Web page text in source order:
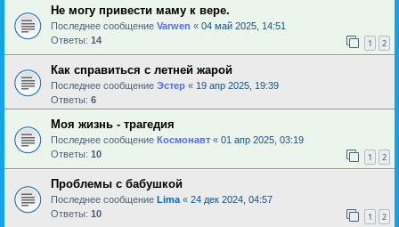
Не могу привести маму к вере.
Последнее сообщение Varwen « 04 май 2025, 14:51
Ответы: 14 1 2
Как справиться с летней жарой
Последнее сообщение Эстер « 19 апр 2025, 19:39
Ответы: 6
Моя жизнь - трагедия
Последнее сообщение Космонавт « 01 апр 2025, 03:19
Ответы: 10 1 2
Проблемы с бабушкой
Последнее сообщение Lima « 24 дек 2024, 04:57
Ответы: 10 1 2